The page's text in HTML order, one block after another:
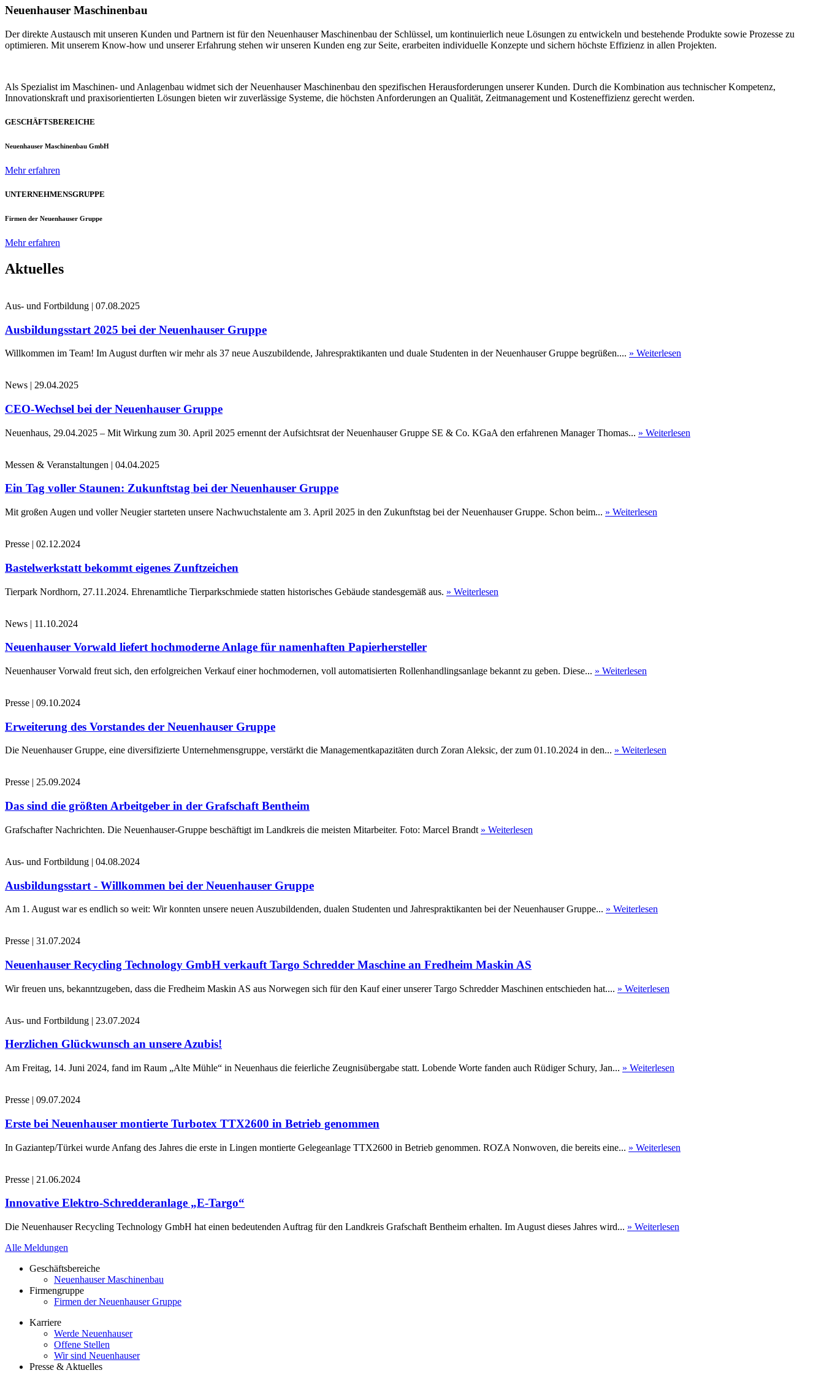
Neuenhauser Maschinenbau
Der direkte Austausch mit unseren Kunden und Partnern ist für den Neuenhauser Maschinenbau der Schlüssel, um kontinuierlich neue Lösungen zu entwickeln und bestehende Produkte sowie Prozesse zu
optimieren. Mit unserem Know-how und unserer Erfahrung stehen wir unseren Kunden eng zur Seite, erarbeiten individuelle Konzepte und sichern höchste Effizienz in allen Projekten.
Als Spezialist im Maschinen- und Anlagenbau widmet sich der Neuenhauser Maschinenbau den spezifischen Herausforderungen unserer Kunden. Durch die Kombination aus technischer Kompetenz,
Innovationskraft und praxisorientierten Lösungen bieten wir zuverlässige Systeme, die höchsten Anforderungen an Qualität, Zeitmanagement und Kosteneffizienz gerecht werden.
GESCHÄFTSBEREICHE
Neuenhauser Maschinenbau GmbH
Mehr erfahren
UNTERNEHMENSGRUPPE
Firmen der Neuenhauser Gruppe
Mehr erfahren
Aktuelles
Aus- und Fortbildung | 07.08.2025
Ausbildungsstart 2025 bei der Neuenhauser Gruppe
Willkommen im Team! Im August durften wir mehr als 37 neue Auszubildende, Jahrespraktikanten und duale Studenten in der Neuenhauser Gruppe begrüßen.... » Weiterlesen
News | 29.04.2025
CEO-Wechsel bei der Neuenhauser Gruppe
Neuenhaus, 29.04.2025 – Mit Wirkung zum 30. April 2025 ernennt der Aufsichtsrat der Neuenhauser Gruppe SE & Co. KGaA den erfahrenen Manager Thomas... » Weiterlesen
Messen & Veranstaltungen | 04.04.2025
Ein Tag voller Staunen: Zukunftstag bei der Neuenhauser Gruppe
Mit großen Augen und voller Neugier starteten unsere Nachwuchstalente am 3. April 2025 in den Zukunftstag bei der Neuenhauser Gruppe. Schon beim... » Weiterlesen
Presse | 02.12.2024
Bastelwerkstatt bekommt eigenes Zunftzeichen
Tierpark Nordhorn, 27.11.2024. Ehrenamtliche Tierparkschmiede statten historisches Gebäude standesgemäß aus. » Weiterlesen
News | 11.10.2024
Neuenhauser Vorwald liefert hochmoderne Anlage für namenhaften Papierhersteller
Neuenhauser Vorwald freut sich, den erfolgreichen Verkauf einer hochmodernen, voll automatisierten Rollenhandlingsanlage bekannt zu geben. Diese... » Weiterlesen
Presse | 09.10.2024
Erweiterung des Vorstandes der Neuenhauser Gruppe
Die Neuenhauser Gruppe, eine diversifizierte Unternehmensgruppe, verstärkt die Managementkapazitäten durch Zoran Aleksic, der zum 01.10.2024 in den... » Weiterlesen
Presse | 25.09.2024
Das sind die größten Arbeitgeber in der Grafschaft Bentheim
Grafschafter Nachrichten. Die Neuenhauser-Gruppe beschäftigt im Landkreis die meisten Mitarbeiter. Foto: Marcel Brandt » Weiterlesen
Aus- und Fortbildung | 04.08.2024
Ausbildungsstart - Willkommen bei der Neuenhauser Gruppe
Am 1. August war es endlich so weit: Wir konnten unsere neuen Auszubildenden, dualen Studenten und Jahrespraktikanten bei der Neuenhauser Gruppe... » Weiterlesen
Presse | 31.07.2024
Neuenhauser Recycling Technology GmbH verkauft Targo Schredder Maschine an Fredheim Maskin AS
Wir freuen uns, bekanntzugeben, dass die Fredheim Maskin AS aus Norwegen sich für den Kauf einer unserer Targo Schredder Maschinen entschieden hat.... » Weiterlesen
Aus- und Fortbildung | 23.07.2024
Herzlichen Glückwunsch an unsere Azubis!
Am Freitag, 14. Juni 2024, fand im Raum „Alte Mühle“ in Neuenhaus die feierliche Zeugnisübergabe statt. Lobende Worte fanden auch Rüdiger Schury, Jan... » Weiterlesen
Presse | 09.07.2024
Erste bei Neuenhauser montierte Turbotex TTX2600 in Betrieb genommen
In Gaziantep/Türkei wurde Anfang des Jahres die erste in Lingen montierte Gelegeanlage TTX2600 in Betrieb genommen. ROZA Nonwoven, die bereits eine... » Weiterlesen
Presse | 21.06.2024
Innovative Elektro-Schredderanlage „E-Targo“
Die Neuenhauser Recycling Technology GmbH hat einen bedeutenden Auftrag für den Landkreis Grafschaft Bentheim erhalten. Im August dieses Jahres wird... » Weiterlesen
Alle Meldungen
Geschäftsbereiche
Neuenhauser Maschinenbau
Firmengruppe
Firmen der Neuenhauser Gruppe
Karriere
Werde Neuenhauser
Offene Stellen
Wir sind Neuenhauser
Presse & Aktuelles